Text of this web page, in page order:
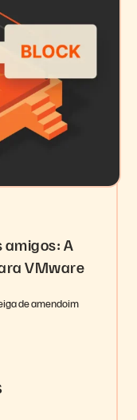
amigos: A
VMware
de amendoim